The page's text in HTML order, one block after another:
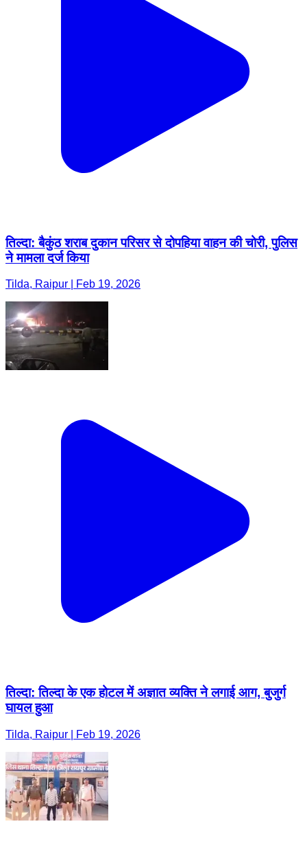
तिल्दा: बैकुंठ शराब दुकान परिसर से दोपहिया वाहन की चोरी, पुलिस
ने मामला दर्ज किया
Tilda, Raipur | Feb 19, 2026
तिल्दा: तिल्दा के एक होटल में अज्ञात व्यक्ति ने लगाई आग, बुजुर्ग
घायल हुआ
Tilda, Raipur | Feb 19, 2026